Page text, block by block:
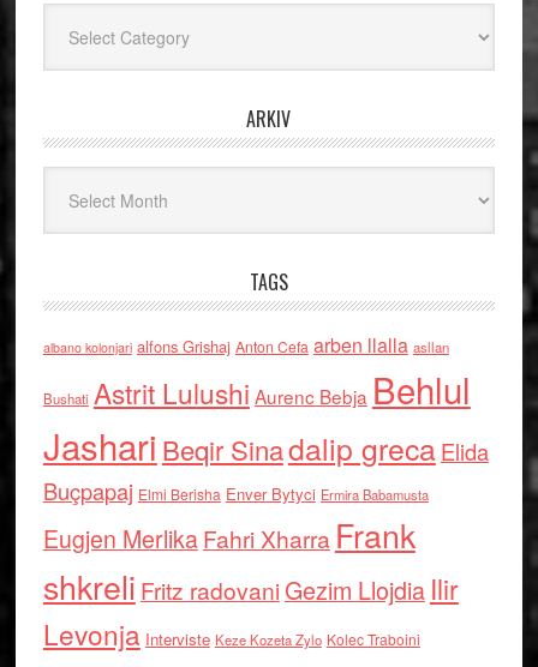
ARKIV
TAGS
albano kolonjari alfons Grishaj Anton Cefa arben llalla asllan
Bushati Astrit Lulushi Aurenc Bebja Behlul
Jashari Beqir Sinadalip grecaElida
Buçpapaj Elmi Berisha Enver Bytyci Ermira Babamusta
Eugjen MerlikaFahri Xharra Frank
shkreli Fritz radovaniGezim Llojdia Ilir
Levonja Interviste Keze Kozeta Zylo Kolec Traboini